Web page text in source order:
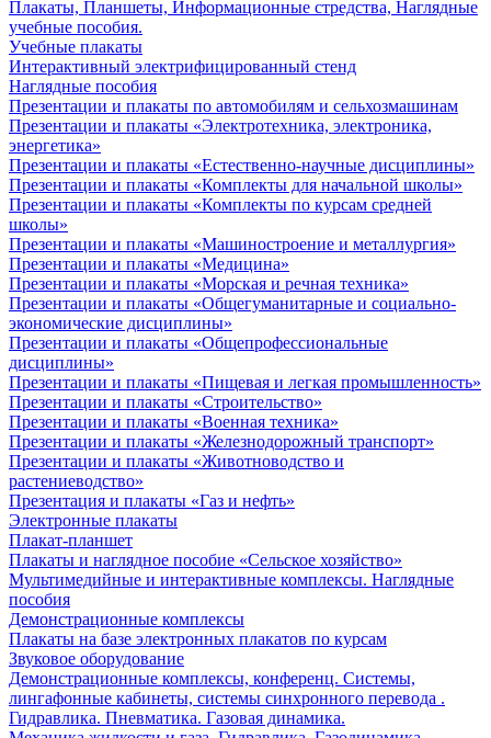
Плакаты, Планшеты, Информационные стредства, Наглядные
учебные пособия.
Учебные плакаты
Интерактивный электрифицированный стенд
Наглядные пособия
Презентации и плакаты по автомобилям и сельхозмашинам
Презентации и плакаты «Электротехника, электроника,
энергетика»
Презентации и плакаты «Естественно-научные дисциплины»
Презентации и плакаты «Комплекты для начальной школы»
Презентации и плакаты «Комплекты по курсам средней
школы»
Презентации и плакаты «Машиностроение и металлургия»
Презентации и плакаты «Медицина»
Презентации и плакаты «Морская и речная техника»
Презентации и плакаты «Общегуманитарные и социально-
экономические дисциплины»
Презентации и плакаты «Общепрофессиональные
дисциплины»
Презентации и плакаты «Пищевая и легкая промышленность»
Презентации и плакаты «Строительство»
Презентации и плакаты «Военная техника»
Презентации и плакаты «Железнодорожный транспорт»
Презентации и плакаты «Животноводство и
растениеводство»
Презентация и плакаты «Газ и нефть»
Электронные плакаты
Плакат-планшет
Плакаты и наглядное пособие «Сельское хозяйство»
Мультимедийные и интерактивные комплексы. Наглядные
пособия
Демонстрационные комплексы
Плакаты на базе электронных плакатов по курсам
Звуковое оборудование
Демонстрационные комплексы, конференц. Системы,
лингафонные кабинеты, системы синхронного перевода .
Гидравлика. Пневматика. Газовая динамика.